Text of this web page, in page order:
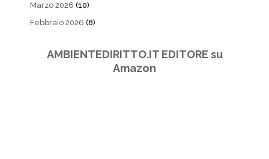
Marzo 2026 (10)
Febbraio 2026 (8)
AMBIENTEDIRITTO.IT EDITORE su
Amazon